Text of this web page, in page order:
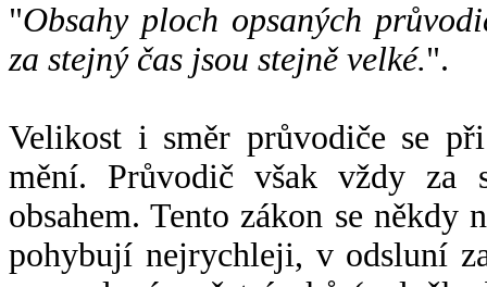
"Obsahy ploch opsaných
za stejný čas jsou stejně velké.".
Velikost i směr průvodiče se
mění. Průvodič však vždy za
obsahem. Tento zákon se někdy
pohybují nejrychleji, v odsluní